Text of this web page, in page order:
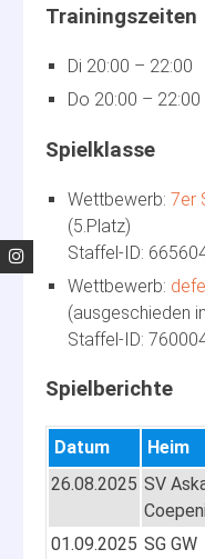
Di 20:00 – 22:00
Do 20:00 – 22:00
7er
5.Platz
ausgeschieden
Datum Heim
26.08.2025 SV
01.09.2025 SG GW